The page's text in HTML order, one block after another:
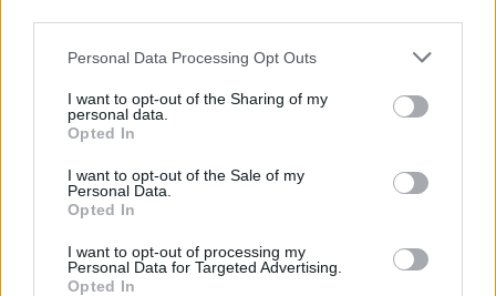
Personal Data Processing Opt Outs
I want to opt-out of the Sharing of my
personal data.
Opted In
I want to opt-out of the Sale of my
Personal Data.
Opted In
I want to opt-out of processing my
Personal Data for Targeted Advertising.
Opted In
ezzel indulhat harcba a Xpeng új
szabadidő-autója Európában